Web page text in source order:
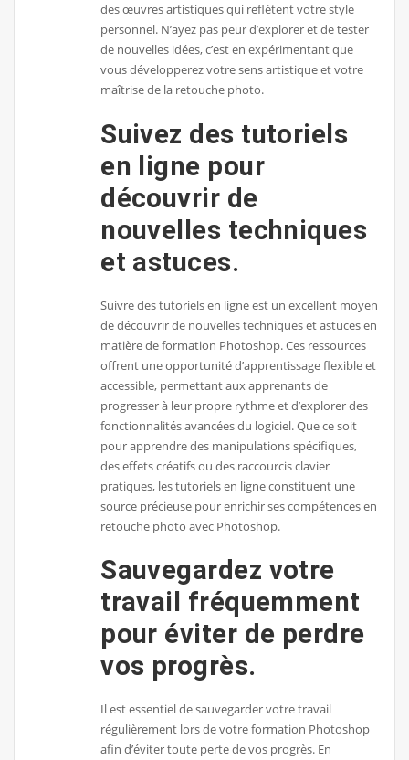
des œuvres artistiques qui reflètent votre style
personnel. N’ayez pas peur d’explorer et de tester
de nouvelles idées, c’est en expérimentant que
vous développerez votre sens artistique et votre
maîtrise de la retouche photo.
Suivez des tutoriels
en ligne pour
découvrir de
nouvelles techniques
et astuces.
Suivre des tutoriels en ligne est un excellent moyen
de découvrir de nouvelles techniques et astuces en
matière de formation Photoshop. Ces ressources
offrent une opportunité d’apprentissage flexible et
accessible, permettant aux apprenants de
progresser à leur propre rythme et d’explorer des
fonctionnalités avancées du logiciel. Que ce soit
pour apprendre des manipulations spécifiques,
des effets créatifs ou des raccourcis clavier
pratiques, les tutoriels en ligne constituent une
source précieuse pour enrichir ses compétences en
retouche photo avec Photoshop.
Sauvegardez votre
travail fréquemment
pour éviter de perdre
vos progrès.
Il est essentiel de sauvegarder votre travail
régulièrement lors de votre formation Photoshop
afin d’éviter toute perte de vos progrès. En